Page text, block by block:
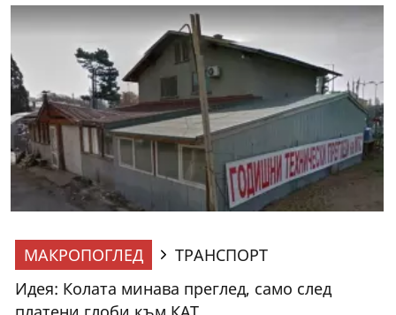
МАКРОПОГЛЕД
ТРАНСПОРТ
Идея: Колата минава преглед, само след